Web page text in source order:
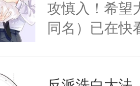
攻慎入！希望
同名）已在快